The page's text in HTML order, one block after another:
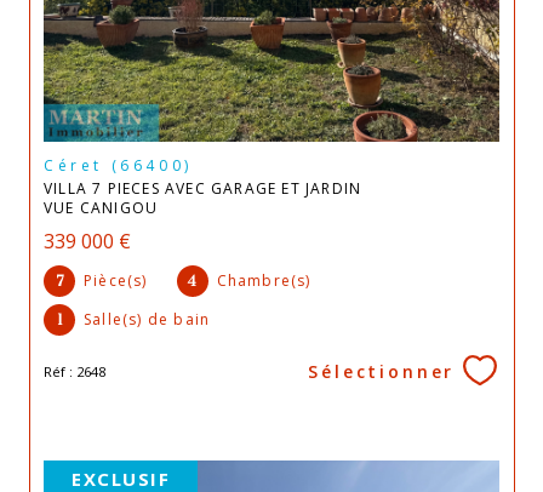
Céret (66400)
VILLA 7 PIECES AVEC GARAGE ET JARDIN
VUE CANIGOU
339 000 €
7 Pièce(s) 4 Chambre(s)
1 Salle(s) de bain
Réf : 2648 Sélectionner
EXCLUSIF